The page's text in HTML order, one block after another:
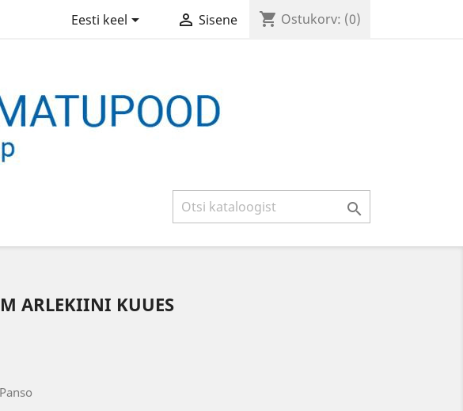
Eesti keel  Sisene shopping_cart Ostukorv: (0)

ARLEKIINI KUUES